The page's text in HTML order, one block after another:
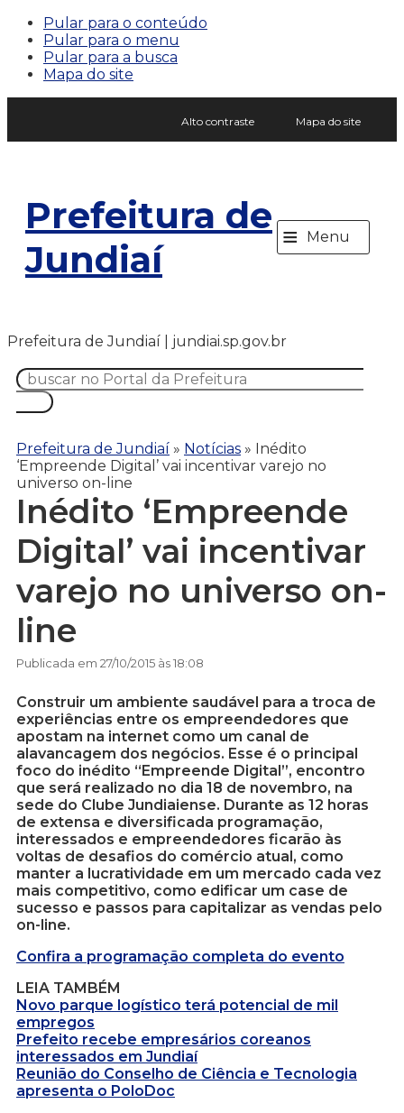
Pular para o conteúdo
Pular para o menu
Pular para a busca
Mapa do site
Alto contraste Mapa do site
Prefeitura de
Jundiaí
≡ Menu
Prefeitura de Jundiaí | jundiai.sp.gov.br
Prefeitura de Jundiaí » Notícias » Inédito
‘Empreende Digital’ vai incentivar varejo no
universo on-line
Inédito ‘Empreende
Digital’ vai incentivar
varejo no universo on-
line
Publicada em 27/10/2015 às 18:08
Construir um ambiente saudável para a troca de
experiências entre os empreendedores que
apostam na internet como um canal de
alavancagem dos negócios. Esse é o principal
foco do inédito “Empreende Digital”, encontro
que será realizado no dia 18 de novembro, na
sede do Clube Jundiaiense. Durante as 12 horas
de extensa e diversificada programação,
interessados e empreendedores ficarão às
voltas de desafios do comércio atual, como
manter a lucratividade em um mercado cada vez
mais competitivo, como edificar um case de
sucesso e passos para capitalizar as vendas pelo
on-line.
Confira a programação completa do evento
LEIA TAMBÉM
Novo parque logístico terá potencial de mil
empregos
Prefeito recebe empresários coreanos
interessados em Jundiaí
Reunião do Conselho de Ciência e Tecnologia
apresenta o PoloDoc